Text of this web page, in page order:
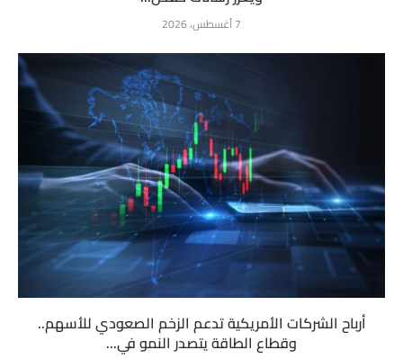
7 أغسطس، 2026
أرباح الشركات الأمريكية تدعم الزخم الصعودي للأسهم..
وقطاع الطاقة يتصدر النمو في...